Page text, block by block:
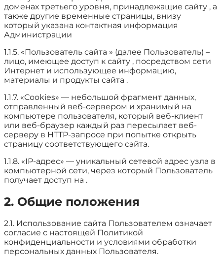
доменах третьего уровня, принадлежащие сайту , а
также другие временные страницы, внизу
который указана контактная информация
Администрации
1.1.5. «Пользователь сайта » (далее Пользователь) –
лицо, имеющее доступ к сайту , посредством сети
Интернет и использующее информацию,
материалы и продукты сайта .
1.1.7. «Cookies» — небольшой фрагмент данных,
отправленный веб-сервером и хранимый на
компьютере пользователя, который веб-клиент
или веб-браузер каждый раз пересылает веб-
серверу в HTTP-запросе при попытке открыть
страницу соответствующего сайта.
1.1.8. «IP-адрес» — уникальный сетевой адрес узла в
компьютерной сети, через который Пользователь
получает доступ на .
2. Общие положения
2.1. Использование сайта Пользователем означает
согласие с настоящей Политикой
конфиденциальности и условиями обработки
персональных данных Пользователя.